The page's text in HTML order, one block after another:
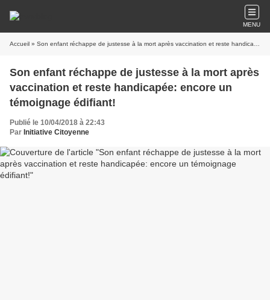
MENU
Accueil » Son enfant réchappe de justesse à la mort après vaccination et reste handicapée: encore un témoignage édifiant!
Son enfant réchappe de justesse à la mort après
vaccination et reste handicapée: encore un
témoignage édifiant!
Publié le 10/04/2018 à 22:43
Par Initiative Citoyenne